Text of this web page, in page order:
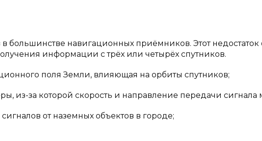
в большинстве навигационных приёмников. Этот
информации с трёх или четырёх спутников.
поля Земли, влияющая на орбиты спутников;
из-за которой скорость и направление передачи сигнала
от наземных объектов в городе;